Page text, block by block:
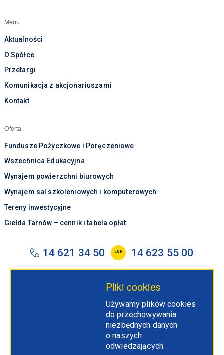
Menu
Aktualności
O Spółce
Przetargi
Komunikacja z akcjonariuszami
Kontakt
Oferta
Fundusze Pożyczkowe i Poręczeniowe
Wszechnica Edukacyjna
Wynajem powierzchni biurowych
Wynajem sal szkoleniowych i komputerowych
Tereny inwestycyjne
Giełda Tarnów – cennik i tabela opłat
14 621 34 50 LUB 14 623 55 00
Tarnowska Agencja Rozwoju Regionalnego S.A.
ul. Szujskiego 66
33-100 Tarnów
Pliki cookies
Używamy plików cookies
do przechowywania
niezbędnych danych
o naszych
odwiedzających.